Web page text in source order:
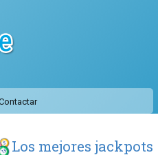
Los mejores jackpots